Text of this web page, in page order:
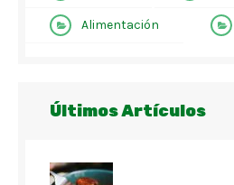
Alimentación
Últimos Artículos